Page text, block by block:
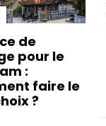
de
pour le
:
faire le
?